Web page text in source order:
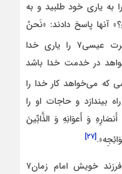
حواریّین را به یاری خود طلبید و به
آنها پاسخ دادند: «نَحنُ
یعنی یاری حضرت عیسی۷ را یاری خدا
در خدمت خدا باشد
که می‌خواهد کار خدا را
بیندازد و حاجات او را
وَ أَعوَانِهِ وَ الذَّابِّینَ
[۲۷]
امام صادق۷ در بیان عظمت فرزند خویش امام زمان۷